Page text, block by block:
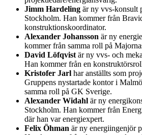
Jimm Hardeling är ny vvs-konsult
Stockholm. Han kommer från
konstruktionskoordinator.
Alexander Johansson är ny
kommer från samma roll på
David Löfqvist är ny vvs- och
Han kommer från en
Kristofer Jarl har anställts som
Gruppens nystartade kontor i
samma roll på GK Sverige.
Alexander Widahl är ny
Stockholm. Han kommer från
där han var energiexpert.
Felix Öhman är ny energiingenjör